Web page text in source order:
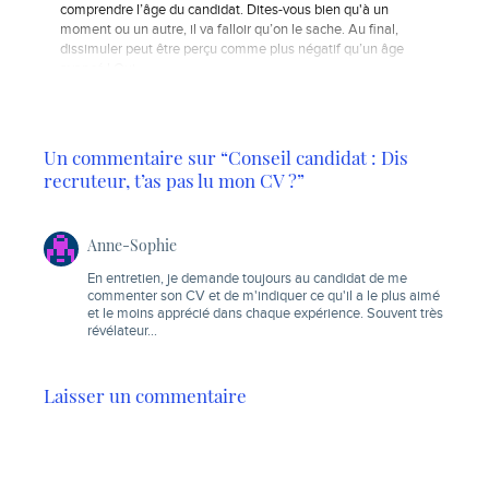
comprendre l’âge du candidat. Dites-vous bien qu'à un
moment ou un autre, il va falloir qu’on le sache. Au final,
dissimuler peut être perçu comme plus négatif qu’un âge
Un commentaire sur “Conseil candidat : Dis
recruteur, t’as pas lu mon CV ?”
Anne-Sophie
En entretien, je demande toujours au candidat de me
commenter son CV et de m'indiquer ce qu'il a le plus aimé
et le moins apprécié dans chaque expérience. Souvent très
révélateur…
Laisser un commentaire